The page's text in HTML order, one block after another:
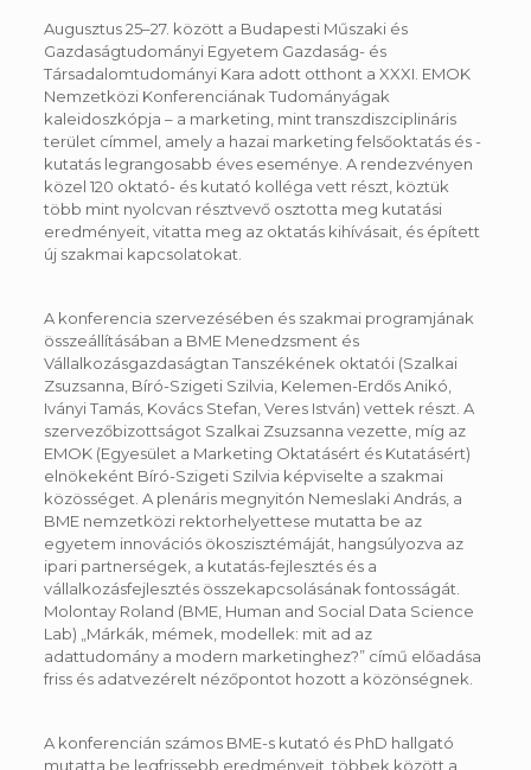
Augusztus 25–27. között a Budapesti Műszaki és
Gazdaságtudományi Egyetem Gazdaság- és
Társadalomtudományi Kara adott otthont a XXXI. EMOK
Nemzetközi Konferenciának Tudományágak
kaleidoszkópja – a marketing, mint transzdiszciplináris
terület címmel, amely a hazai marketing felsőoktatás és -
kutatás legrangosabb éves eseménye. A rendezvényen
közel 120 oktató- és kutató kolléga vett részt, köztük
több mint nyolcvan résztvevő osztotta meg kutatási
eredményeit, vitatta meg az oktatás kihívásait, és épített
új szakmai kapcsolatokat.
A konferencia szervezésében és szakmai programjának
összeállításában a BME Menedzsment és
Vállalkozásgazdaságtan Tanszékének oktatói (Szalkai
Zsuzsanna, Bíró-Szigeti Szilvia, Kelemen-Erdős Anikó,
Iványi Tamás, Kovács Stefan, Veres István) vettek részt. A
szervezőbizottságot Szalkai Zsuzsanna vezette, míg az
EMOK (Egyesület a Marketing Oktatásért és Kutatásért)
elnökeként Bíró-Szigeti Szilvia képviselte a szakmai
közösséget. A plenáris megnyitón Nemeslaki András, a
BME nemzetközi rektorhelyettese mutatta be az
egyetem innovációs ökoszisztémáját, hangsúlyozva az
ipari partnerségek, a kutatás-fejlesztés és a
vállalkozásfejlesztés összekapcsolásának fontosságát.
Molontay Roland (BME, Human and Social Data Science
Lab) „Márkák, mémek, modellek: mit ad az
adattudomány a modern marketinghez?” című előadása
friss és adatvezérelt nézőpontot hozott a közönségnek.
A konferencián számos BME-s kutató és PhD hallgató
mutatta be legfrissebb eredményeit, többek között a